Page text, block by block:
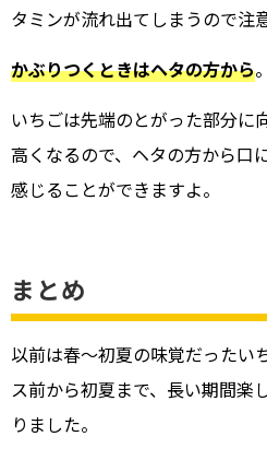
タミンが流れ出てしまうので注
かぶりつくときはヘタの方から。
いちごは先端のとがった部分に
高くなるので、ヘタの方から口
感じることができますよ。
まとめ
以前は春～初夏の味覚だったい
ス前から初夏まで、長い期間楽
りました。